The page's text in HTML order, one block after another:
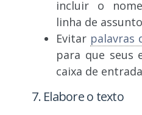
incluir o
linha de
Evitar palavras
para que seus
caixa de
7. Elabore o texto